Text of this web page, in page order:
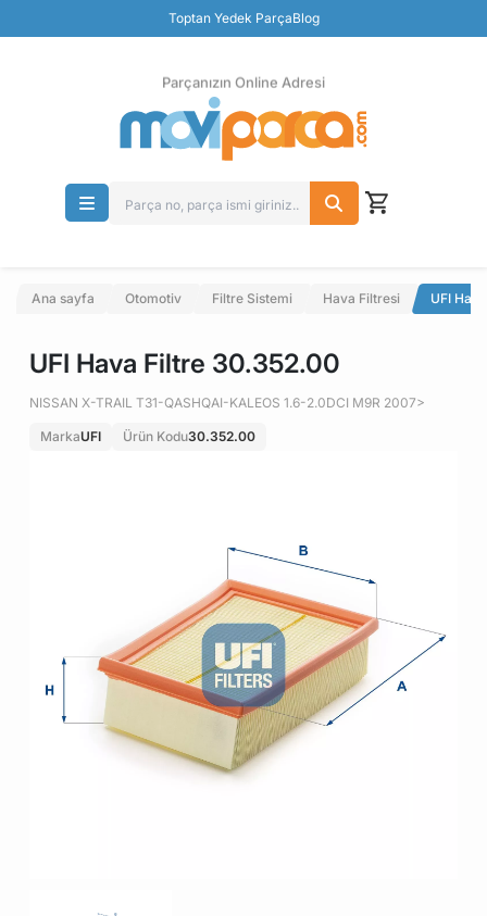
Toptan Yedek ParçaBlog
Ücretsiz İade
Parçanızın Online Adresi
Ana sayfa Otomotiv Filtre Sistemi Hava Filtresi UFI
UFI Hava Filtre 30.352.00
NISSAN X-TRAIL T31-QASHQAI-KALEOS 1.6-2.0DCI M9R 2007>
MarkaUFI Ürün Kodu30.352.00